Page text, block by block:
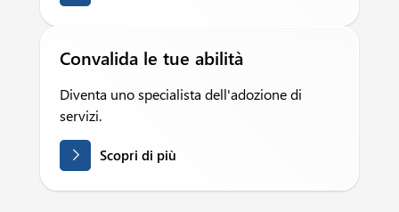
Convalida le tue abilità
Diventa uno specialista dell'adozione di
servizi.
Scopri di più